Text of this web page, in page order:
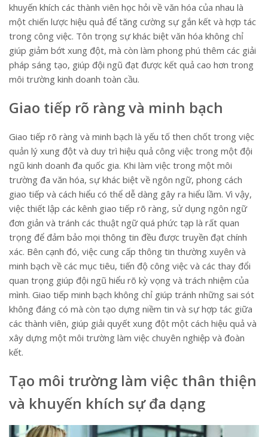
khuyến khích các thành viên học hỏi về văn hóa của nhau là
một chiến lược hiệu quả để tăng cường sự gắn kết và hợp tác
trong công việc. Tôn trọng sự khác biệt văn hóa không chỉ
giúp giảm bớt xung đột, mà còn làm phong phú thêm các giải
pháp sáng tạo, giúp đội ngũ đạt được kết quả cao hơn trong
môi trường kinh doanh toàn cầu.
Giao tiếp rõ ràng và minh bạch
Giao tiếp rõ ràng và minh bạch là yếu tố then chốt trong việc
quản lý xung đột và duy trì hiệu quả công việc trong một đội
ngũ kinh doanh đa quốc gia. Khi làm việc trong một môi
trường đa văn hóa, sự khác biệt về ngôn ngữ, phong cách
giao tiếp và cách hiểu có thể dễ dàng gây ra hiểu lầm. Vì vậy,
việc thiết lập các kênh giao tiếp rõ ràng, sử dụng ngôn ngữ
đơn giản và tránh các thuật ngữ quá phức tạp là rất quan
trọng để đảm bảo mọi thông tin đều được truyền đạt chính
xác. Bên cạnh đó, việc cung cấp thông tin thường xuyên và
minh bạch về các mục tiêu, tiến độ công việc và các thay đổi
quan trọng giúp đội ngũ hiểu rõ kỳ vọng và trách nhiệm của
mình. Giao tiếp minh bạch không chỉ giúp tránh những sai sót
không đáng có mà còn tạo dựng niềm tin và sự hợp tác giữa
các thành viên, giúp giải quyết xung đột một cách hiệu quả và
xây dựng một môi trường làm việc chuyên nghiệp và đoàn
kết.
Tạo môi trường làm việc thân thiện
và khuyến khích sự đa dạng